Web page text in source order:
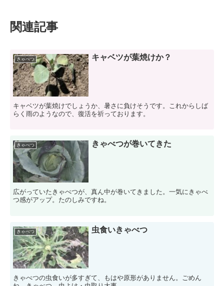
関連記事
きゃべつ キャベツが葉焼けか？
キャベツが葉焼けでしょうか、暑さに負けそうです。これからしば
らく雨のようなので、復活を祈っております。
きゃべつ きゃべつが巻いてきた
広がっていたきゃべつが、真ん中が巻いてきました。一気にきゃべ
つ感がアップ。たのしみですね。
きゃべつ 虫食いきゃべつ
きゃべつの虫食いが多すぎて、もはや原形がありません。ごめん